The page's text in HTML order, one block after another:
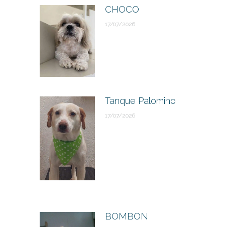
CHOCO
17/07/2026
Tanque Palomino
17/07/2026
BOMBON